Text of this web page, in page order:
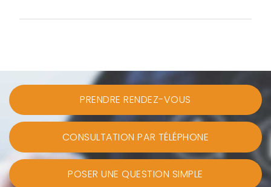
PRENDRE RENDEZ-VOUS
CONSULTATION PAR TÉLÉPHONE
POSER UNE QUESTION SIMPLE